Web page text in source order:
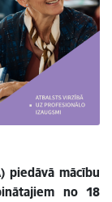
piedāvā mācību
no 18